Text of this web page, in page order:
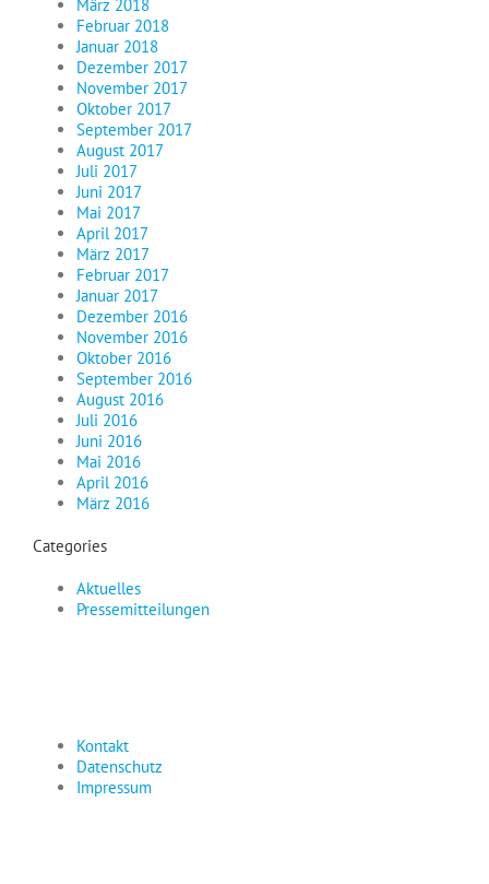
März 2018
Februar 2018
Januar 2018
Dezember 2017
November 2017
Oktober 2017
September 2017
August 2017
Juli 2017
Juni 2017
Mai 2017
April 2017
März 2017
Februar 2017
Januar 2017
Dezember 2016
November 2016
Oktober 2016
September 2016
August 2016
Juli 2016
Juni 2016
Mai 2016
April 2016
März 2016
Categories
Aktuelles
Pressemitteilungen
Kontakt
Datenschutz
Impressum